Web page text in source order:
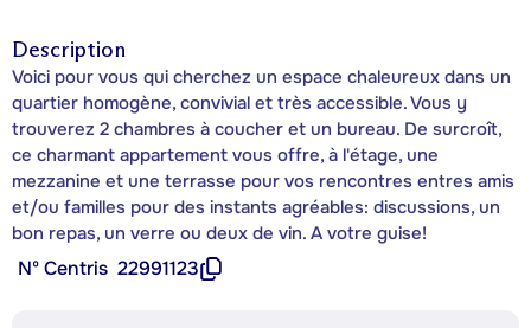
Description
Voici pour vous qui cherchez un espace chaleureux dans un
quartier homogène, convivial et très accessible. Vous y
trouverez 2 chambres à coucher et un bureau. De surcroît,
ce charmant appartement vous offre, à l'étage, une
mezzanine et une terrasse pour vos rencontres entres amis
et/ou familles pour des instants agréables: discussions, un
bon repas, un verre ou deux de vin. A votre guise!
Nº Centris 22991123